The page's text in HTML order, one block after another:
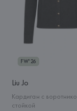
FW'26
Liu Jo
Кардиган с
стойкой